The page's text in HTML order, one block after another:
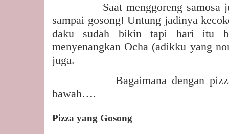
Saat menggoreng
sampai gosong! Untung jadinya
daku sudah bikin tapi hari itu
menyenangkan Ocha (adikku yang
juga.
Bagaimana dengan
bawah….
Pizza yang Gosong